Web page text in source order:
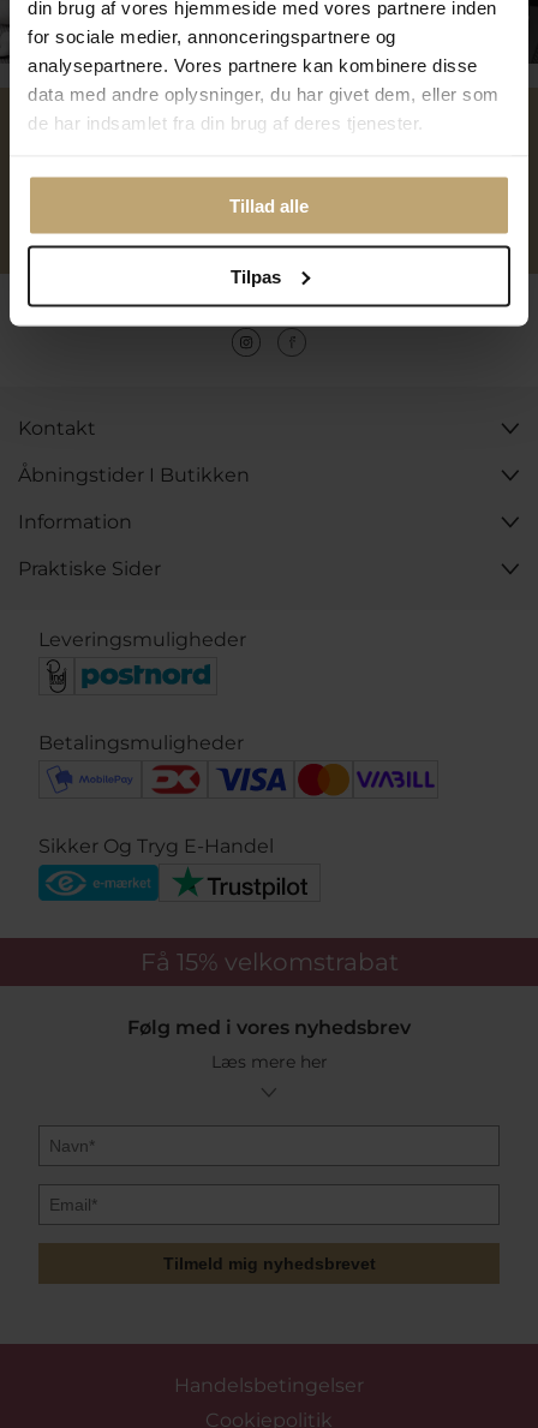
din brug af vores hjemmeside med vores partnere inden
for sociale medier, annonceringspartnere og
analysepartnere. Vores partnere kan kombinere disse
data med andre oplysninger, du har givet dem, eller som
de har indsamlet fra din brug af deres tjenester.
Tillad alle
Tilpas
Tilmeld dig kundeklubben
ure
Følg os
Kontakt
Åbningstider I Butikken
Information
Praktiske Sider
Leveringsmuligheder
Betalingsmuligheder
Sikker Og Tryg E-Handel
Få 15% velkomstrabat
Følg med i vores nyhedsbrev
Læs mere her
Tilmeld mig nyhedsbrevet
Handelsbetingelser
Cookiepolitik